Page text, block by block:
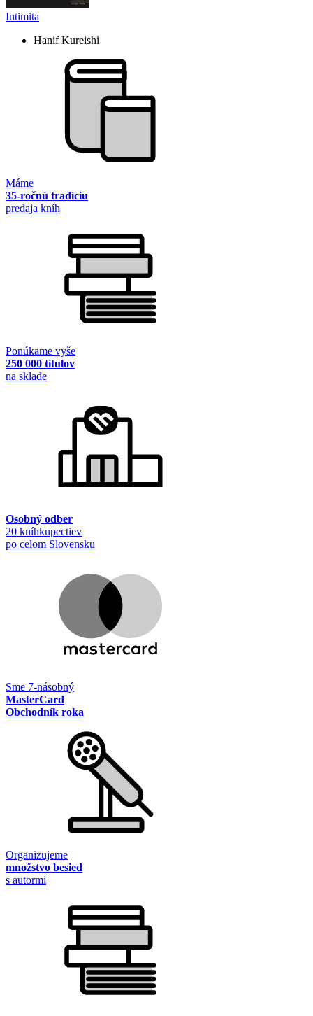
Intimita
Hanif Kureishi
Máme
35-ročnú tradíciu
predaja kníh
Ponúkame vyše
250 000 titulov
na sklade
Osobný odber
20 kníhkupectiev
po celom Slovensku
Sme 7-násobný
MasterCard
Obchodník roka
Organizujeme
množstvo besied
s autormi